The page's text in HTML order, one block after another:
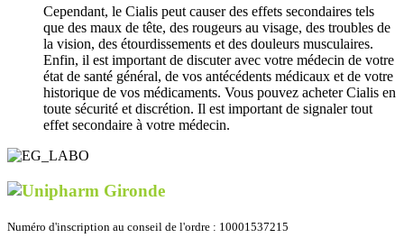
Cependant, le Cialis peut causer des effets secondaires tels
que des maux de tête, des rougeurs au visage, des troubles de
la vision, des étourdissements et des douleurs musculaires.
Enfin, il est important de discuter avec votre médecin de votre
état de santé général, de vos antécédents médicaux et de votre
historique de vos médicaments. Vous pouvez acheter Cialis en
toute sécurité et discrétion. Il est important de signaler tout
effet secondaire à votre médecin.
Numéro d'inscription au conseil de l'ordre : 10001537215